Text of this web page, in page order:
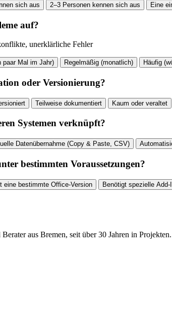
sich aus 2–3 Personen kennen sich aus Eine
auf?
unerklärliche Fehler
paar Mal im Jahr) Regelmäßig (monatlich) Häufig
oder Versionierung?
Teilweise dokumentiert Kaum oder veraltet
Systemen verknüpft?
Datenübernahme (Copy & Paste, CSV)
bestimmten Voraussetzungen?
eine bestimmte Office-Version Benötigt spezielle
aus Bremen, seit über 30 Jahren in